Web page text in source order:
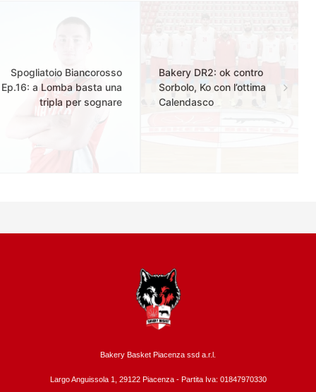
Spogliatoio Biancorosso
Ep.16: a Lomba basta una
tripla per sognare
Bakery DR2: ok contro
Sorbolo, Ko con l’ottima
Calendasco
Bakery Basket Piacenza ssd a.r.l.
Largo Anguissola 1, 29122 Piacenza - Partita Iva: 01847970330